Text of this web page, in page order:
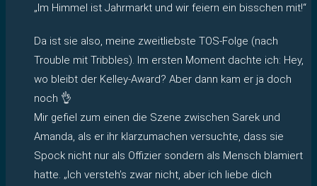
„Im Himmel ist Jahrmarkt und wir feiern ein bisschen mit!“
Da ist sie also, meine zweitliebste TOS-Folge (nach
Trouble mit Tribbles). Im ersten Moment dachte ich: Hey,
wo bleibt der Kelley-Award? Aber dann kam er ja doch
noch 👌
Mir gefiel zum einen die Szene zwischen Sarek und
Amanda, als er ihr klarzumachen versuchte, dass sie
Spock nicht nur als Offizier sondern als Mensch blamiert
hatte. „Ich versteh’s zwar nicht, aber ich liebe dich